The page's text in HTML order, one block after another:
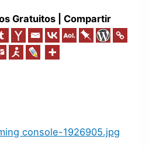
Gratuitos | Compartir